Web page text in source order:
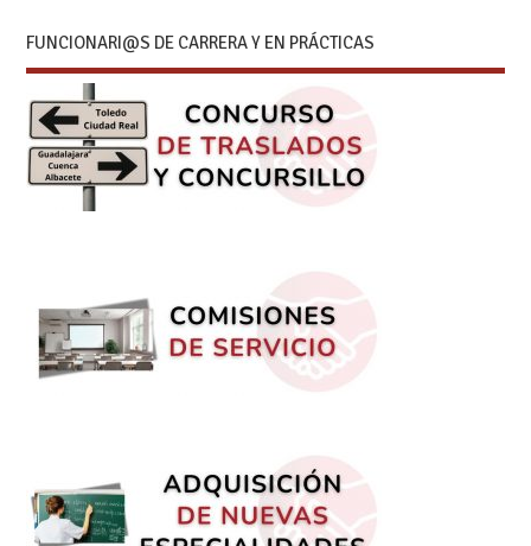
FUNCIONARI@S DE CARRERA Y EN PRÁCTICAS